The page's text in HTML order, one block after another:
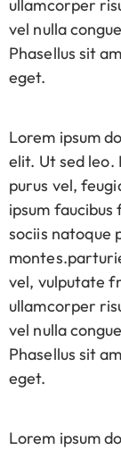
ullamcorper
vel nulla
Phasellus sit
eget.
Lorem ipsum
elit. Ut sed leo.
purus vel,
ipsum
sociis natoque
vel, vulputate
ullamcorper
vel nulla
Phasellus sit
eget.
Lorem ipsum